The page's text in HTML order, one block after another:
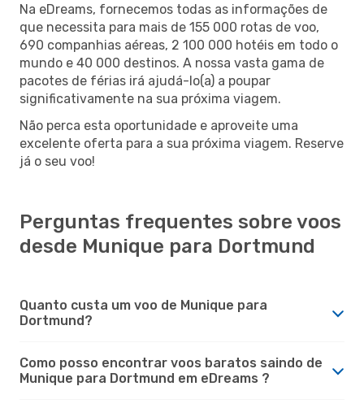
Na eDreams, fornecemos todas as informações de
que necessita para mais de 155 000 rotas de voo,
690 companhias aéreas, 2 100 000 hotéis em todo o
mundo e 40 000 destinos. A nossa vasta gama de
pacotes de férias irá ajudá-lo(a) a poupar
significativamente na sua próxima viagem.
Não perca esta oportunidade e aproveite uma
excelente oferta para a sua próxima viagem. Reserve
já o seu voo!
Perguntas frequentes sobre voos
desde Munique para Dortmund
Quanto custa um voo de Munique para
Dortmund?
Como posso encontrar voos baratos saindo de
Munique para Dortmund em eDreams ?